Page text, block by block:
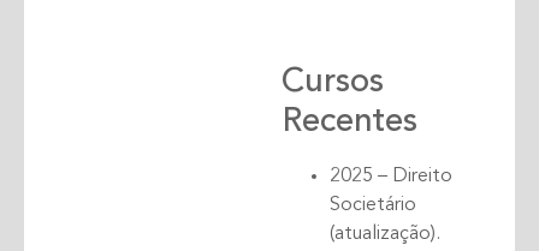
Cursos
Recentes
2025 – Direito
Societário
(atualização).